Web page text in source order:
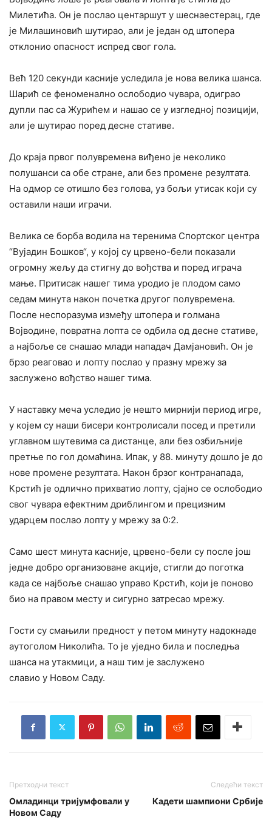
Милетића. Он је послао центаршут у шеснаестерац, где
је Милашиновић шутирао, али је један од штопера
отклонио опасност испред свог гола.
Већ 120 секунди касније уследила је нова велика шанса.
Шарић се феноменално ослободио чувара, одиграо
дупли пас са Журићем и нашао се у изгледној позицији,
али је шутирао поред десне стативе.
До краја првог полувремена виђено је неколико
полушанси са обе стране, али без промене резултата.
На одмор се отишло без голова, уз бољи утисак који су
оставили наши играчи.
Велика се борба водила на теренима Спортског центра
“Вујадин Бошков“, у којој су црвено-бели показали
огромну жељу да стигну до вођства и поред играча
мање. Притисак нашег тима уродио је плодом само
седам минута након почетка другог полувремена.
После неспоразума између штопера и голмана
Војводине, повратна лопта се одбила од десне стативе,
а најбоље се снашао млади нападач Дамјановић. Он је
брзо реаговао и лопту послао у празну мрежу за
заслужено вођство нашег тима.
У наставку меча уследио је нешто мирнији период игре,
у којем су наши бисери контролисали посед и претили
углавном шутевима са дистанце, али без озбиљније
претње по гол домаћина. Ипак, у 88. минуту дошло је до
нове промене резултата. Након брзог контранапада,
Крстић је одлично прихватио лопту, сјајно се ослободио
свог чувара ефектним дриблингом и прецизним
ударцем послао лопту у мрежу за 0:2.
Само шест минута касније, црвено-бели су после још
једне добро организоване акције, стигли до поготка
када се најбоље снашао управо Крстић, који је поново
био на правом месту и сигурно затресао мрежу.
Гости су смањили предност у петом минуту надокнаде
аутоголом Николића. То је уједно била и последња
шанса на утакмици, а наш тим је заслужено
славио у Новом Саду.
Претходни текст
Омладинци тријумфовали у
Новом Саду
Следећи текст
Кадети шампиони Србије